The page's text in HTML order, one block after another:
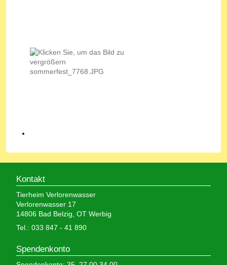
Kontakt
Tierheim Verlorenwasser
Verlorenwasser 17
14806 Bad Belzig, OT Werbig
Tel.: 033 847 - 41 890
Spendenkonto